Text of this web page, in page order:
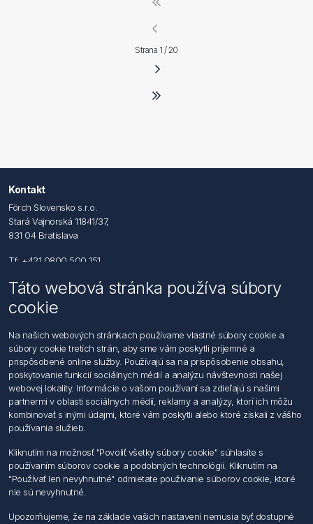
Strana 1 / 20
Kontakt
Förch Slovensko s.r.o.
Stará Vajnorská 11841/37,
831 04 Bratislava
Tf: +421 0800 500 151
Email: office@foerch.sk
Kontaktujte nás
Informácie
Imprint
Vyhlásenie k ochrane údajov
Všeobecné dodacie a obchodné podmienky
Obchodný zástupca
Môj účet
Môj účet
Objednávky
Adresy
Táto webová stránka používa súbory
cookie
Na našich webových stránkach používame vlastné súbory cookie a
súbory cookie tretích strán, aby sme vám poskytli príjemné a
prispôsobené online služby. Používajú sa na prispôsobenie obsahu,
poskytovanie funkcií sociálnych médií a analýzu návštevnosti našej
webovej lokality. Informácie o vašom používaní sa zdieľajú s našimi
partnermi v oblasti sociálnych médií, reklamy a analýzy, ktorí ich môžu
kombinovať s inými údajmi, ktoré vám poskytli alebo ktoré získali z vášho
používania služieb.
Kliknutím na možnosť "Povoliť všetky súbory cookie" súhlasíte s
používaním súborov cookie a podobných technológií. Kliknutím na
"Používať len nevyhnutné" odmietate používanie súborov cookie, ktoré
nie sú nevyhnutné.
Upozorňujeme, že na základe vašich nastavení nemusia byť dostupné